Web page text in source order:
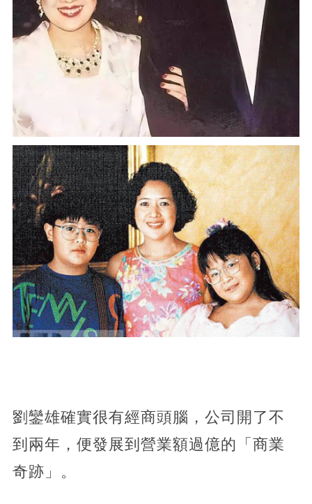
劉鑾雄確實很有經商頭腦，公司開了不
到兩年，便發展到營業額過億的「商業
奇跡」。